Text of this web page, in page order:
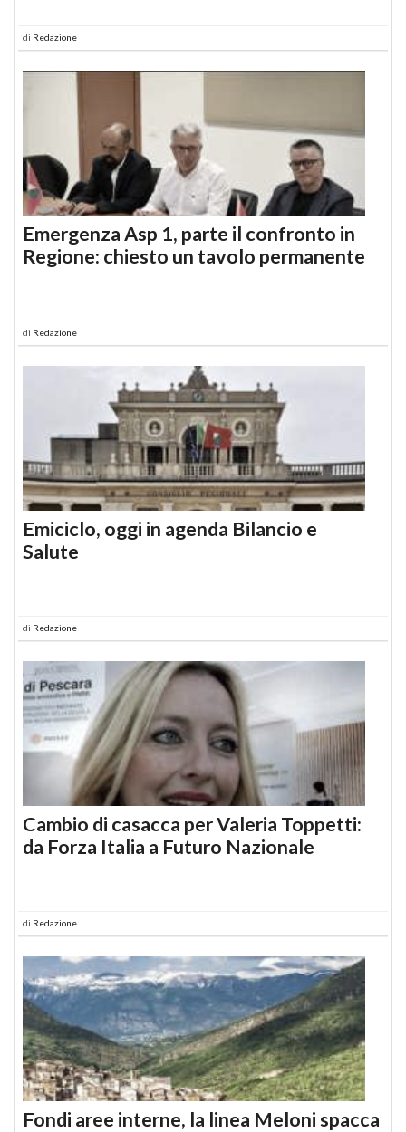
di Redazione
Emergenza Asp 1, parte il confronto in
Regione: chiesto un tavolo permanente
di Redazione
Emiciclo, oggi in agenda Bilancio e
Salute
di Redazione
Cambio di casacca per Valeria Toppetti:
da Forza Italia a Futuro Nazionale
di Redazione
Fondi aree interne, la linea Meloni spacca